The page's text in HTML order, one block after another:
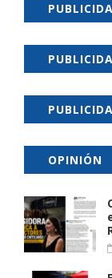
OPINIÓN